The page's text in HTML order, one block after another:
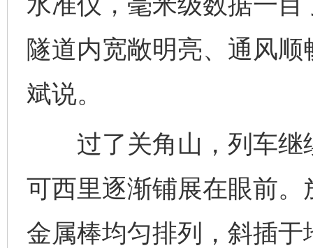
隧道内宽敞明亮、通风
斌说。
过了关角山，列车继
可西里逐渐铺展在眼前
金属棒均匀排列，斜插于